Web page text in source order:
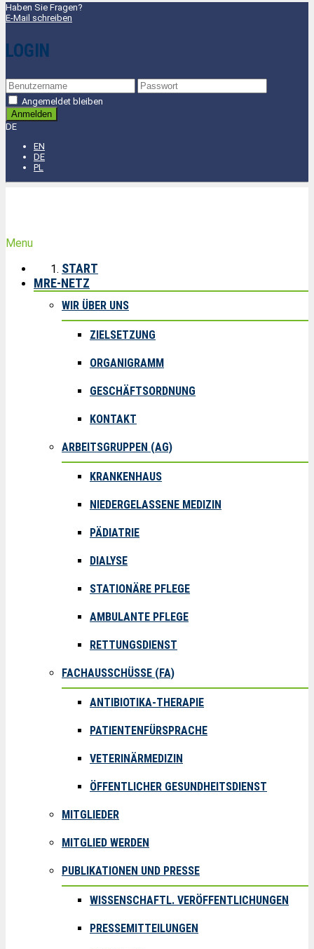
Haben Sie Fragen?
E-Mail schreiben
LOGIN
Angemeldet bleiben
DE
EN
DE
PL
Menu
START
MRE-NETZ
WIR ÜBER UNS
ZIELSETZUNG
ORGANIGRAMM
GESCHÄFTSORDNUNG
KONTAKT
ARBEITSGRUPPEN (AG)
KRANKENHAUS
NIEDERGELASSENE MEDIZIN
PÄDIATRIE
DIALYSE
STATIONÄRE PFLEGE
AMBULANTE PFLEGE
RETTUNGSDIENST
FACHAUSSCHÜSSE (FA)
ANTIBIOTIKA-THERAPIE
PATIENTENFÜRSPRACHE
VETERINÄRMEDIZIN
ÖFFENTLICHER GESUNDHEITSDIENST
MITGLIEDER
MITGLIED WERDEN
PUBLIKATIONEN UND PRESSE
WISSENSCHAFTL. VERÖFFENTLICHUNGEN
PRESSEMITTEILUNGEN